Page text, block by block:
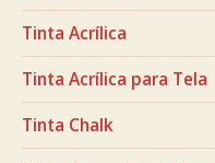
Tinta Acrílica
Tinta Acrílica para Tela
Tinta Chalk